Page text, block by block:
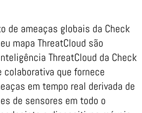
de ameaças globais da Check
mapa ThreatCloud são
ThreatCloud da Check
colaborativa que fornece
em tempo real derivada de
de sensores em todo o